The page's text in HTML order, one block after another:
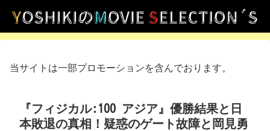
当サイトは一部プロモーションを含んでおります。
『フィジカル:100 アジア』優勝結果と日
本敗退の真相！疑惑のゲート故障と岡見勇